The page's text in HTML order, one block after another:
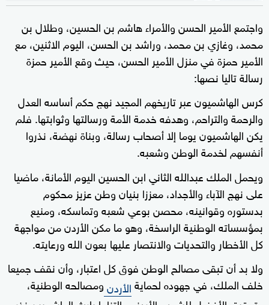
واجتمع الأمير الحسن والأمراء هاشم بن الحسين، وطلال بن
محمد، وغازي بن محمد، وراشد بن الحسن، اليوم الاثنين، مع
الأمير حمزة في منزل الأمير الحسن، حيث وقع الأمير حمزة
رسالة تاليا نصها:
كرس الهاشميون عبر تاريخهم المجيد نهج حكم أساسه العدل
والرحمة والتراحم، وهدفه خدمة الأمة ورسالتها وثوابتها. فلم
يكن الهاشميون يوما إلا أصحاب رسالة، وبناة نهضة، نذروا
أنفسهم لخدمة الوطن وشعبه.
ويحمل الملك عبدالله الثاني ابن الحسين اليوم الأمانة، ماضيا
على نهج الآباء والأجداد، معززا بنيان وطن عزيز محكوم
بدستوره وقوانينه، محصن بوعي شعبه وتماسكه، ومنيع
بمؤسساته الوطنية الراسخة، وهو ما مكن الأردن من مواجهة
كل الأخطار والتحديات والانتصار عليها بعون الله ورعايته.
ولا بد أن تبقى مصالح الوطن فوق كل اعتبار، وأن نقف جميعا
خلف الملك، في جهوده لحمايةالأردنومصالحه الوطنية،